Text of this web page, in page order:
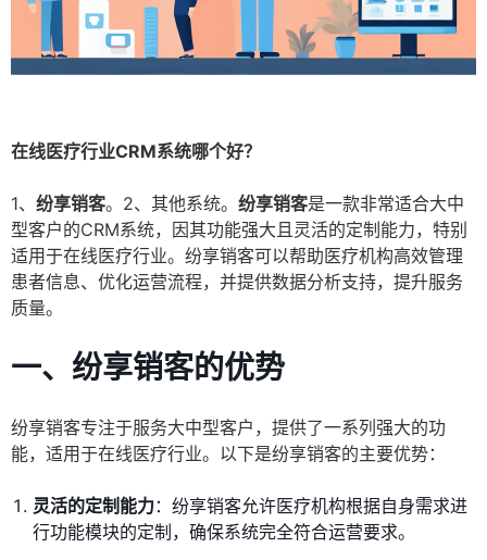
在线医疗行业CRM系统哪个好？
1、 纷享销客。2、其他系统。 纷享销客是一款非常适合大中
型客户的CRM系统，因其功能强大且灵活的定制能力，特别
适用于在线医疗行业。纷享销客可以帮助医疗机构高效管理
患者信息、优化运营流程，并提供数据分析支持，提升服务
质量。
一、 纷享销客的优势
纷享销客专注于服务大中型客户，提供了一系列强大的功
能，适用于在线医疗行业。以下是纷享销客的主要优势：
灵活的定制能力：纷享销客允许医疗机构根据自身需求进
行功能模块的定制，确保系统完全符合运营要求。